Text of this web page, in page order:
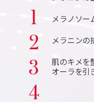
メラノソー
メラニンの
肌のキメを
オーラを引